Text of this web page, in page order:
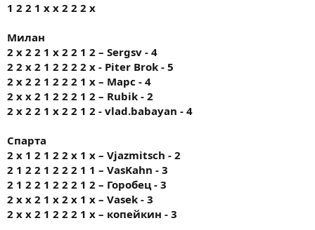
1 2 2 1 х х 2 2 2 х
Милан
2 х 2 2 1 х 2 2 1 2 – Sergsv - 4
2 2 х 2 1 2 2 2 2 х - Piter Brok - 5
2 х 2 2 1 2 2 2 1 х – Марс - 4
2 х х 2 1 2 2 2 1 2 – Rubik - 2
2 х 2 2 1 х 2 2 1 2 - vlad.babayan - 4
Спарта
2 х 1 2 1 2 2 х 1 х – Vjazmitsch - 2
2 1 2 2 1 2 2 2 1 1 – VasKahn - 3
2 1 2 2 1 2 2 2 1 2 – Горобец - 3
2 x x 2 1 x 2 x 1 x – Vasek - 3
2 х х 2 1 2 2 2 1 х – копейкин - 3